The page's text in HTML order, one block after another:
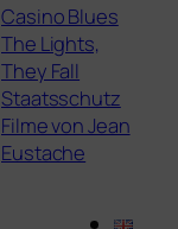
Casino Blues
The Lights,
They Fall
Staatsschutz
Filme von Jean
Eustache